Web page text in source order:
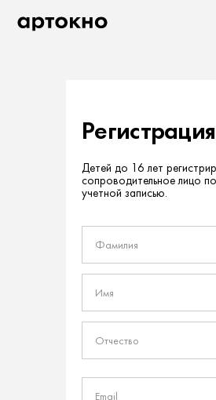
Регистрация
Детей до 16 лет
сопроводительное лицо
учетной записью.